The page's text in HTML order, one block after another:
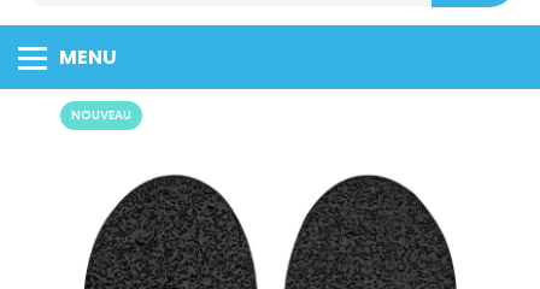
MENU
NOUVEAU